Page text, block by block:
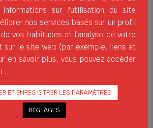
respiratoires,
traduit généralement par des
ou de courtes périodes
d’air, également appelées
altérations provoquent de
réveils ou une diminution du
; par conséquent, nous nous
CONSEILS DOMICILE
sur l'utilisation du site
nos services basés sur un profil
vos habitudes et l'analyse de votre
sur le site web (par exemple, liens et
en savoir plus, vous pouvez accéder
.
ET ENREGISTRER LES PARAMÈTRES
RÉGLAGES